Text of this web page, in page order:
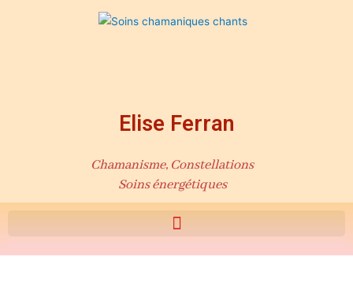
Elise Ferran
Chamanisme, Constellations
Soins énergétiques